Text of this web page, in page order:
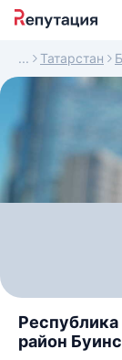
Татарстан
район